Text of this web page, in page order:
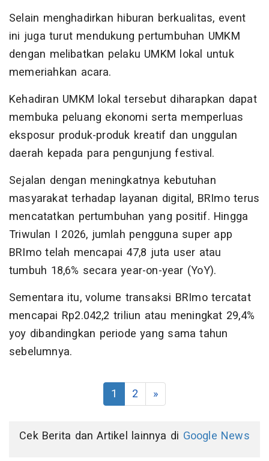
Selain menghadirkan hiburan berkualitas, event
ini juga turut mendukung pertumbuhan UMKM
dengan melibatkan pelaku UMKM lokal untuk
memeriahkan acara.
Kehadiran UMKM lokal tersebut diharapkan dapat
membuka peluang ekonomi serta memperluas
eksposur produk-produk kreatif dan unggulan
daerah kepada para pengunjung festival.
Sejalan dengan meningkatnya kebutuhan
masyarakat terhadap layanan digital, BRImo terus
mencatatkan pertumbuhan yang positif. Hingga
Triwulan I 2026, jumlah pengguna super app
BRImo telah mencapai 47,8 juta user atau
tumbuh 18,6% secara year-on-year (YoY).
Sementara itu, volume transaksi BRImo tercatat
mencapai Rp2.042,2 triliun atau meningkat 29,4%
yoy dibandingkan periode yang sama tahun
sebelumnya.
1 2 »
Cek Berita dan Artikel lainnya di Google News